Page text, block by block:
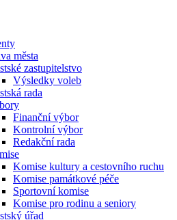
města
zastupitelstvo
Výsledky voleb
rada
Finanční výbor
Kontrolní výbor
Redakční rada
Komise kultury a cestovního ruchu
Komise památkové péče
Sportovní komise
Komise pro rodinu a seniory
úřad